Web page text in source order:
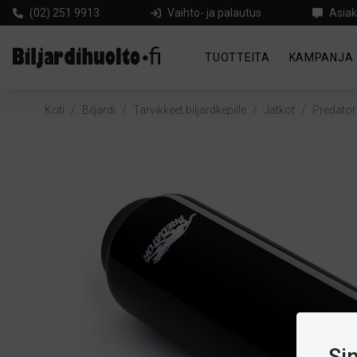
(02) 251 9913 Vaihto- ja palautus
TUOTTEITA KAMPANJA
Koti / Biljardi / Tarvikkeet biljardkepille / Jatkot /